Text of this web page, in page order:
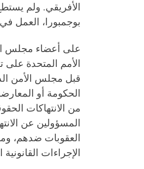
الأفريقي. ولم
بوجمبورا، العمل
على أعضاء مجلس
الأمم المتحدة على
قبل مجلس الأمن
الحكومة أو
من الانتهاكات
المسؤولين عن
العقوبات ضدهم،
الإجراءات